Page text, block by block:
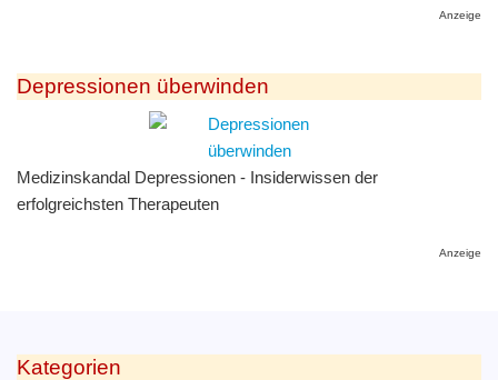
Anzeige
Depressionen überwinden
Medizinskandal Depressionen - Insiderwissen der
erfolgreichsten Therapeuten
Anzeige
Kategorien